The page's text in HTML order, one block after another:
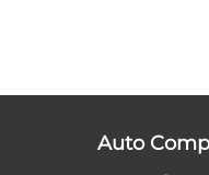
Auto